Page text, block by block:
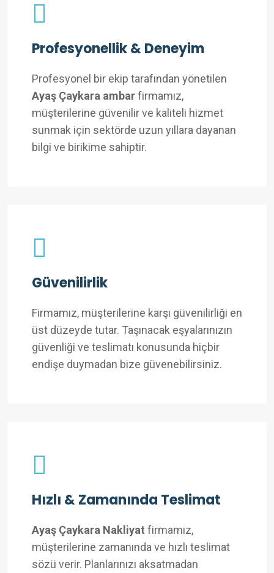
Profesyonellik & Deneyim
Profesyonel bir ekip tarafından yönetilen
Ayaş Çaykara ambarfirmamız,
müşterilerine güvenilir ve kaliteli hizmet
sunmak için sektörde uzun yıllara dayanan
bilgi ve birikime sahiptir.
Güvenilirlik
Firmamız, müşterilerine karşı güvenilirliği en
üst düzeyde tutar. Taşınacak eşyalarınızın
güvenliği ve teslimatı konusunda hiçbir
endişe duymadan bize güvenebilirsiniz.
Hızlı & Zamanında Teslimat
Ayaş Çaykara Nakliyat firmamız,
müşterilerine zamanında ve hızlı teslimat
sözü verir. Planlarınızı aksatmadan